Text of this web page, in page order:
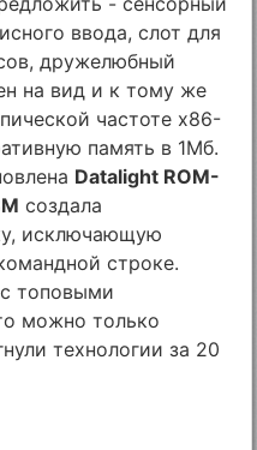
ввода, слот для
дружелюбный
на вид и к тому же
частоте x86-
память в 1Мб.
Datalight ROM-
создала
исключающую
строке.
топовыми
можно только
технологии за 20